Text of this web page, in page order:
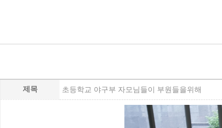
제목 초등학교 야구부 자모님들이 부원들을위해